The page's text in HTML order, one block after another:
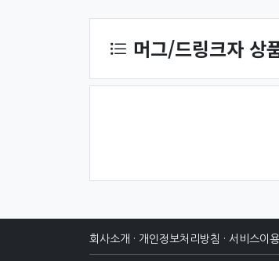
머그/드링크자 상
회사소개 · 개인정보처리방침 · 서비스이